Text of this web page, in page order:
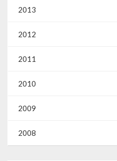
2013
2012
2011
2010
2009
2008